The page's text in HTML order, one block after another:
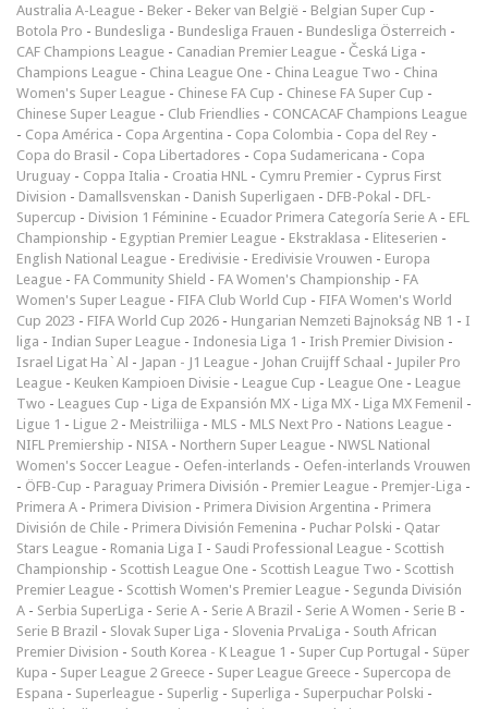
Australia A-League - Beker - Beker van België - Belgian Super Cup -
Botola Pro - Bundesliga - Bundesliga Frauen - Bundesliga Österreich -
CAF Champions League - Canadian Premier League - Česká Liga -
Champions League - China League One - China League Two - China
Women's Super League - Chinese FA Cup - Chinese FA Super Cup -
Chinese Super League - Club Friendlies - CONCACAF Champions League
- Copa América - Copa Argentina - Copa Colombia - Copa del Rey -
Copa do Brasil - Copa Libertadores - Copa Sudamericana - Copa
Uruguay - Coppa Italia - Croatia HNL - Cymru Premier - Cyprus First
Division - Damallsvenskan - Danish Superligaen - DFB-Pokal - DFL-
Supercup - Division 1 Féminine - Ecuador Primera Categoría Serie A - EFL
Championship - Egyptian Premier League - Ekstraklasa - Eliteserien -
English National League - Eredivisie - Eredivisie Vrouwen - Europa
League - FA Community Shield - FA Women's Championship - FA
Women's Super League - FIFA Club World Cup - FIFA Women's World
Cup 2023 - FIFA World Cup 2026 - Hungarian Nemzeti Bajnokság NB 1 - I
liga - Indian Super League - Indonesia Liga 1 - Irish Premier Division -
Israel Ligat Ha`Al - Japan - J1 League - Johan Cruijff Schaal - Jupiler Pro
League - Keuken Kampioen Divisie - League Cup - League One - League
Two - Leagues Cup - Liga de Expansión MX - Liga MX - Liga MX Femenil -
Ligue 1 - Ligue 2 - Meistriliiga - MLS - MLS Next Pro - Nations League -
NIFL Premiership - NISA - Northern Super League - NWSL National
Women's Soccer League - Oefen-interlands - Oefen-interlands Vrouwen
- ÖFB-Cup - Paraguay Primera División - Premier League - Premjer-Liga -
Primera A - Primera Division - Primera Division Argentina - Primera
División de Chile - Primera División Femenina - Puchar Polski - Qatar
Stars League - Romania Liga I - Saudi Professional League - Scottish
Championship - Scottish League One - Scottish League Two - Scottish
Premier League - Scottish Women's Premier League - Segunda División
A - Serbia SuperLiga - Serie A - Serie A Brazil - Serie A Women - Serie B -
Serie B Brazil - Slovak Super Liga - Slovenia PrvaLiga - South African
Premier Division - South Korea - K League 1 - Super Cup Portugal - Süper
Kupa - Super League 2 Greece - Super League Greece - Supercopa de
Espana - Superleague - Superlig - Superliga - Superpuchar Polski -